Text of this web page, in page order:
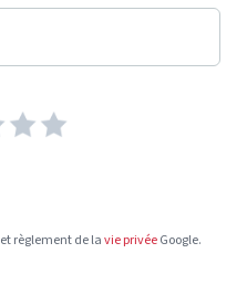
et règlement de lavie privéeGoogle.